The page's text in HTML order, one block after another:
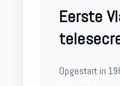
Eerste
Opgestart in